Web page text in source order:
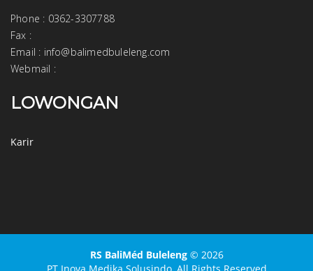
Phone : 0362-3307788
Fax :
Email : info@balimedbuleleng.com
Webmail :
LOWONGAN
Karir
RS BaliMéd Buleleng © 2026